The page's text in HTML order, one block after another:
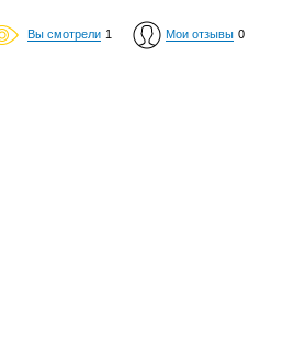
Вы смотрели 1 Мои отзывы 0